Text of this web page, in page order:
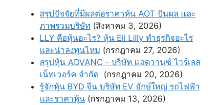
สรุปปัจจัยที่มีผลต่อราคาหุ้น AOT ปันผล และ
ภาพรวมบริษัท (สิงหาคม 3, 2026)
LLY คือหุ้นอะไร? หุ้น Eli Lilly ทำธุรกิจอะไร
และน่าลงทุนไหม (กรกฎาคม 27, 2026)
สรุปหุ้น ADVANC - บริษัท แอดวานซ์ ไวร์เลส
เน็ทเวอร์ค จํากัด (กรกฎาคม 20, 2026)
รู้จักหุ้น BYD จีน บริษัท EV ยักษ์ใหญ่ รถไฟฟ้า
และราคาหุ้น (กรกฎาคม 13, 2026)